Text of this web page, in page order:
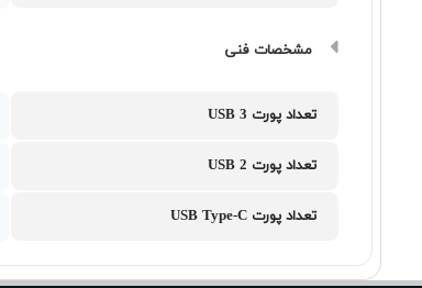
مشخصات فنی
تعداد پورت USB 3
تعداد پورت USB 2
تعداد پورت USB Type-C